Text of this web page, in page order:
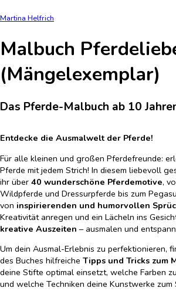
Martina Helfrich
Malbuch
(Mängelexemplar)
Das Pferde-Malbuch ab 10
Entdecke die Ausmalwelt der Pferde!
Für alle kleinen und großen Pferdefreunde:
Pferde mit jedem Strich! In diesem liebevoll
ihr über 40 wunderschöne Pferdemotive,
Wildpferde und Dressurpferde bis zum
von inspirierenden und humorvollen
Kreativität anregen und ein Lächeln ins
kreative Auszeiten – ausmalen und
Um dein Ausmal-Erlebnis zu perfektionieren,
des Buches hilfreiche Tipps und Tricks zum
deine Stifte optimal einsetzt, welche Farben
und welche Techniken deine Kunstwerke zum